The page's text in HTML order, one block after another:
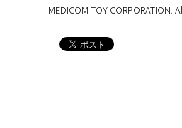
MEDICOM TOY CORPORATION.